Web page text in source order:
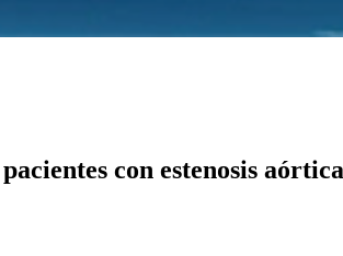
con estenosis